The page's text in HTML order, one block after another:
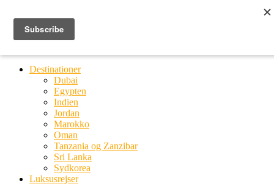
Ring til os
20 66 03 08
Destinationer
Dubai
Egypten
Indien
Jordan
Marokko
Oman
Tanzania og Zanzibar
Sri Lanka
Sydkorea
Luksusrejser